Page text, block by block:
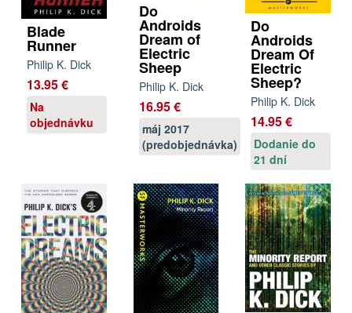
Blade
Runner
Philip K. Dick
13.95 €
Na
objednávku
Do
Androids
Dream of
Electric
Sheep
Philip K. Dick
16.95 €
máj 2017
(predobjednávka)
Do
Androids
Dream Of
Electric
Sheep?
Philip K. Dick
14.95 €
Dodanie do
21 dní